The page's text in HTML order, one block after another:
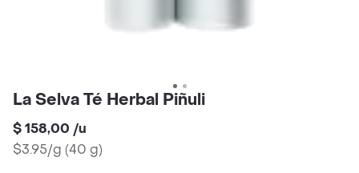
La Selva Té Herbal Piñuli
$ 158,00 /u
$3.95/g (40 g)